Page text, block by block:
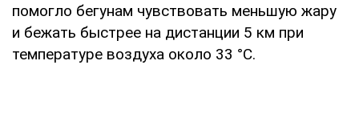
помогло бегунам чувствовать меньшую жару
и бежать быстрее на дистанции 5 км при
температуре воздуха около 33 °C.